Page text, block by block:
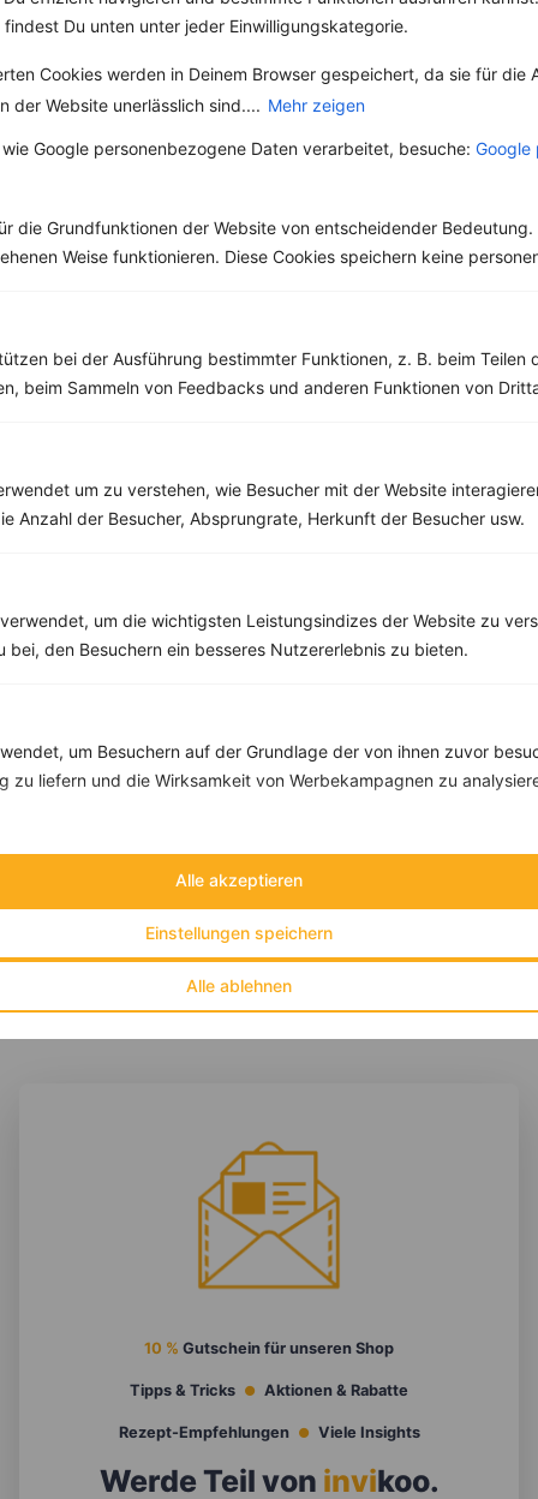
Du unten unter jeder Einwilligungskategorie.
Cookies werden in Deinem Browser gespeichert, da sie für die
der Website unerlässlich sind.... Mehr zeigen
Google personenbezogene Daten verarbeitet, besuche: Google
die Grundfunktionen der Website von entscheidender Bedeutung.
Weise funktionieren. Diese Cookies speichern keine
bei der Ausführung bestimmter Funktionen, z. B. beim Teilen
beim Sammeln von Feedbacks und anderen Funktionen von
um zu verstehen, wie Besucher mit der Website
Anzahl der Besucher, Absprungrate, Herkunft der Besucher usw.
um die wichtigsten Leistungsindizes der Website zu
bei, den Besuchern ein besseres Nutzererlebnis zu bieten.
um Besuchern auf der Grundlage der von ihnen zuvor
zu liefern und die Wirksamkeit von Werbekampagnen zu
Alle ablehnen
Einstellungen speichern
Alle akzeptieren
Ein wahrer
Jungbrunnen
nicht nur durch sein
Äußeres und inneres
auch durch seine...
Abnehmen mit
dem Superfood
Chiasamen
gerade einen wahren
Hype. Schon die
Ureinwohner aus Süd-
und Mittelamerika
Eiweiß:10 g
Kohlehydrate:54 g
Rezepte mit 300 bis 400 kcal
Overnight-Oats mit Himbeeren und Blaubeeren
Kohlehydrate:
10 % Gutschein für unseren Shop
Tipps & Tricks Aktionen & Rabatte
Rezept-Empfehlungen Viele Insights
Werde Teil von invikoo.